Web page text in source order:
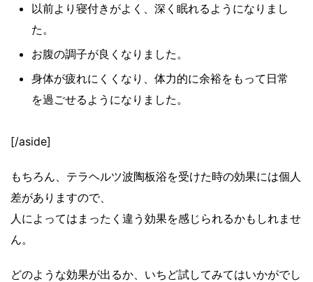
以前より寝付きがよく、深く眠れるようになりまし
た。
お腹の調子が良くなりました。
身体が疲れにくくなり、体力的に余裕をもって日常
を過ごせるようになりました。
[/aside]
もちろん、テラヘルツ波陶板浴を受けた時の効果には個人
差がありますので、
人によってはまったく違う効果を感じられるかもしれませ
ん。
どのような効果が出るか、いちど試してみてはいかがでし